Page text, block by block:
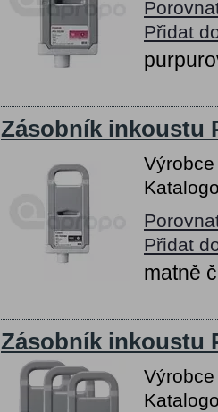
Přidat
Zásobník inkoustu
Přidat
matně
Zásobník inkoustu